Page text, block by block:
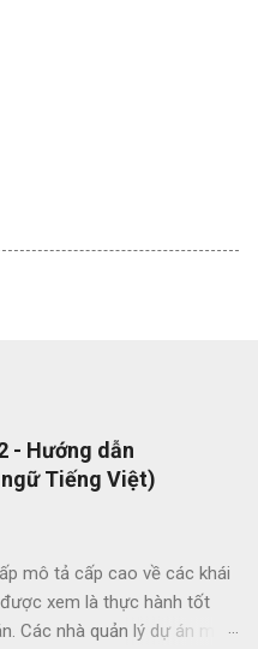
- Hướng dẫn
Tiếng Việt)
mô tả cấp cao về các khái
xem là thực hành tốt
Các nhà quản lý dự án mới